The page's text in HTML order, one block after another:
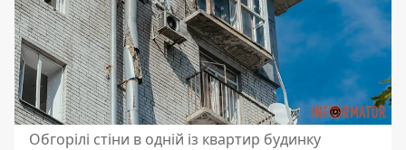
Обгорілі стіни в одній із квартир будинку